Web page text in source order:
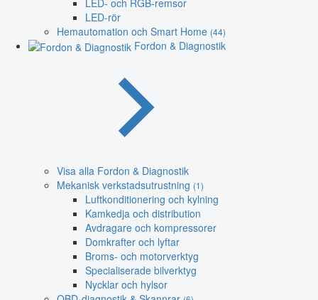
LED-rör
Hemautomation och Smart Home (44)
Fordon & Diagnostik
Visa alla Fordon & Diagnostik
Mekanisk verkstadsutrustning (1)
Luftkonditionering och kylning
Kamkedja och distribution
Avdragare och kompressorer
Domkrafter och lyftar
Broms- och motorverktyg
Specialiserade bilverktyg
Nycklar och hylsor